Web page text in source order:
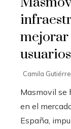
Camila
Masmovil se
en el
España,